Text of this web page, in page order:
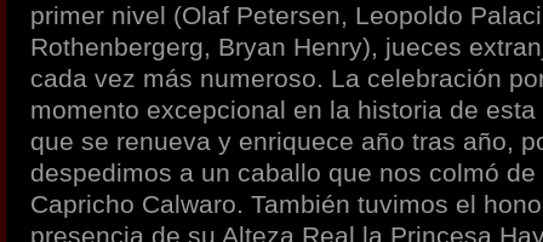
primer nivel (Olaf Petersen, Leopoldo
Rothenbergerg, Bryan Henry), jueces
cada vez más numeroso. La celebración
momento excepcional en la historia de
que se renueva y enriquece año tras año,
despedimos a un caballo que nos colmó
Capricho Calwaro. También tuvimos el
presencia de su Alteza Real la Princesa